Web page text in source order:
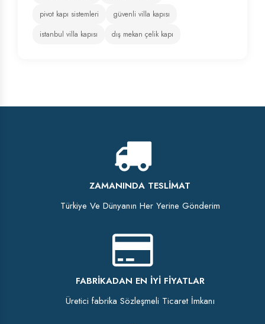
pivot kapı sistemleri
güvenli villa kapısı
istanbul villa kapısı
dış mekan çelik kapı
ZAMANINDA TESLIMAT
Türkiye Ve Dünyanın Her Yerine Gönderim
FABRIKADAN EN İYI FIYATLAR
Üretici fabrika Sözleşmeli Ticaret İmkanı